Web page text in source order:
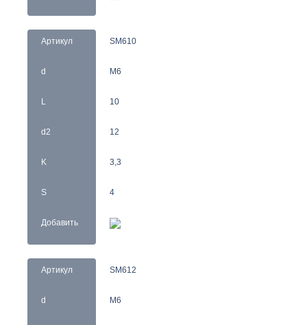
Артикул
d
L
d2
K
S
Добавить
SM610
M6
10
12
3,3
4
Артикул
d
SM612
M6